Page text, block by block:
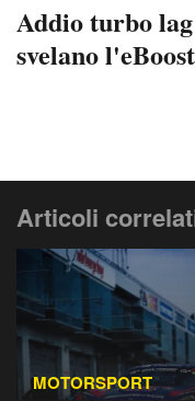
Addio turbo
svelano
Articoli
MOTORSPORT